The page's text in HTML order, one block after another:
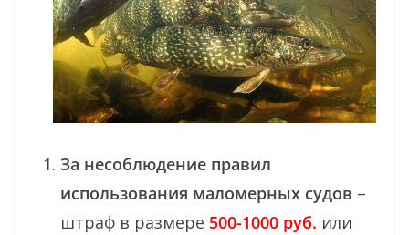
За несоблюдение правил
использования маломерных судов –
штраф в размере 500-1000 руб. или